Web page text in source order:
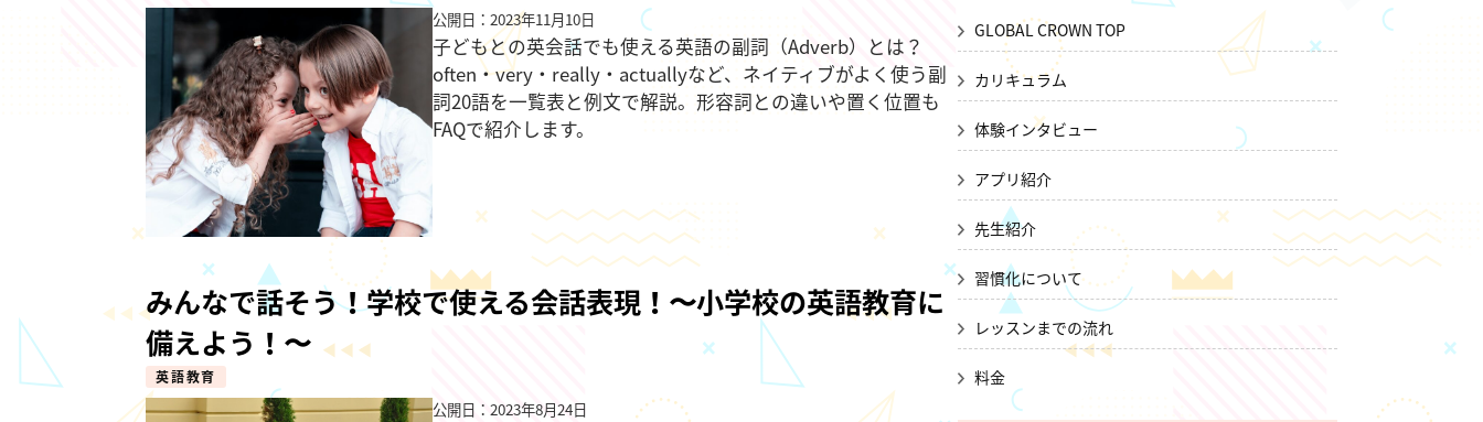
公開日：2023年11月10日
子どもとの英会話でも使える英語の副詞（Adverb）とは？
often・very・really・actuallyなど、ネイティブがよく使う副
詞20語を一覧表と例文で解説。形容詞との違いや置く位置も
FAQで紹介します。
みんなで話そう！学校で使える会話表現！〜小学校の英語教育に
備えよう！〜
英語教育
公開日：2023年8月24日
GLOBAL CROWN TOP
カリキュラム
体験インタビュー
アプリ紹介
先生紹介
習慣化について
レッスンまでの流れ
料金